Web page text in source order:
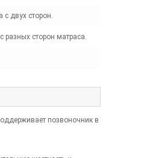
двух сторон.
разных сторон матраса.
позвоночник в